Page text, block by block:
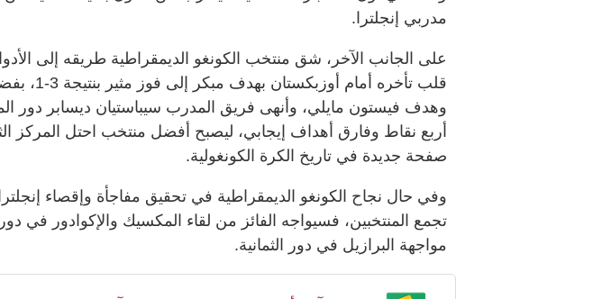
مدربي إنجلترا.
على الجانب الآخر، شق منتخب الكونغو الديمقراطية طريقه إلى
قلب تأخره أمام
وهدف فيستون مايلي، وأنهى فريق المدرب سيباستيان ديسابر دور
أربع نقاط وفارق أهداف إيجابي، ليصبح أفضل منتخب احتل المركز
صفحة جديدة في تاريخ الكرة الكونغولية.
وفي حال نجاح الكونغو الديمقراطية في تحقيق مفاجأة وإقصاء
مواجهة البرازيل في دور الثمانية.